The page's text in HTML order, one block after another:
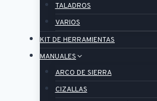
TALADROS
VARIOS
KIT DE HERRAMIENTAS
MANUALES
ARCO DE SIERRA
CIZALLAS